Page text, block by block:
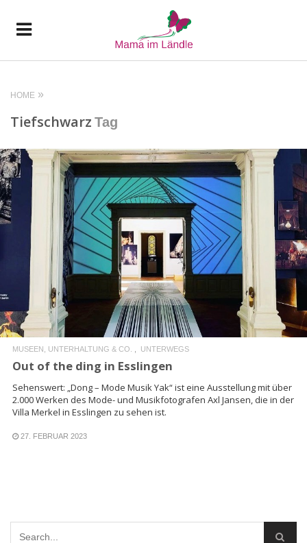
HOME
Tiefschwarz Tag
READ MORE
MUSEEN, UNTERHALTUNG & CO. UNTERWEGS
Out of the ding in Esslingen
Sehenswert: „Dong – Mode Musik Yak“ ist eine Ausstellung mit über
2.000 Werken des Mode- und Musikfotografen Axl Jansen, die in der
Villa Merkel in Esslingen zu sehen ist.
27. FEBRUAR 2023